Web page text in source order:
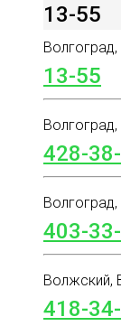
13-55
13-55
428-
403-
Волжский,
418-